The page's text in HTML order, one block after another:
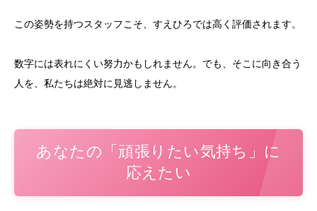
この姿勢を持つスタッフこそ、すえひろでは高く評価されます。
数字には表れにくい努力かもしれません。でも、そこに向き合う
人を、私たちは絶対に見逃しません。
あなたの「頑張りたい気持ち」に
応えたい